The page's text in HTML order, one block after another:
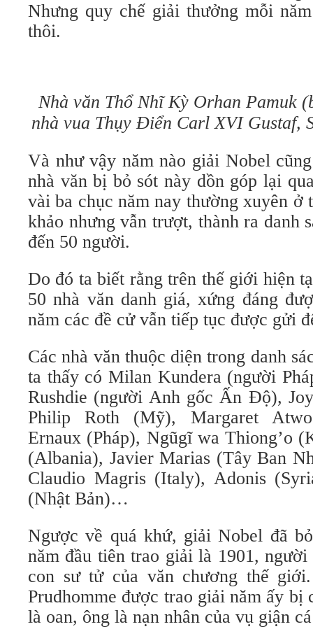
Nhưng quy chế giải thưởng mỗi
thôi.
Nhà văn Thổ Nhĩ Kỳ Orhan Pamuk
nhà vua Thụy Điển Carl XVI Gustaf,
Và như vậy năm nào giải Nobel
nhà văn bị bỏ sót này dồn góp lại
vài ba chục năm nay thường xuyên ở
khảo nhưng vẫn trượt, thành ra danh
đến 50 người.
Do đó ta biết rằng trên thế giới hiện
50 nhà văn danh giá, xứng đáng
năm các đề cử vẫn tiếp tục được gửi
Các nhà văn thuộc diện trong danh
ta thấy có Milan Kundera (người
Rushdie (người Anh gốc Ấn Độ),
Philip Roth (Mỹ), Margaret
Ernaux (Pháp), Ngũgĩ wa Thiong’o
(Albania), Javier Marias (Tây Ban
Claudio Magris (Italy), Adonis
(Nhật Bản)…
Ngược về quá khứ, giải Nobel đã
năm đầu tiên trao giải là 1901,
con sư tử của văn chương thế
Prudhomme được trao giải năm ấy bị
là oan, ông là nạn nhân của vụ giận